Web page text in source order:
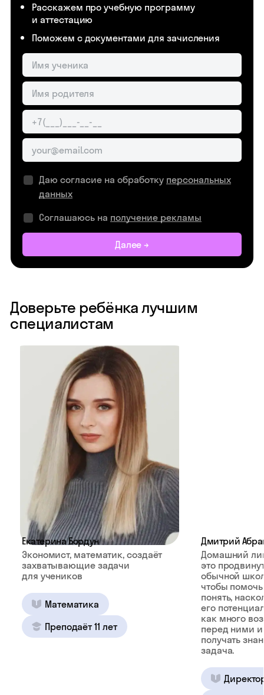
Расскажем про учебную программу
и аттестацию
Поможем с документами для зачисления
Даю согласие на обработку персональных
данных
Соглашаюсь на получение рекламы
Далее →
Доверьте ребёнка лучшим
специалистам
Екатерина Бордун
Экономист, математик, создаёт
захватывающие задачи
для учеников
Математика
Преподаёт 11 лет
Дмитрий
Домашний
это
обычной
чтобы
понять,
его
как много
перед ними и
получать
задача.